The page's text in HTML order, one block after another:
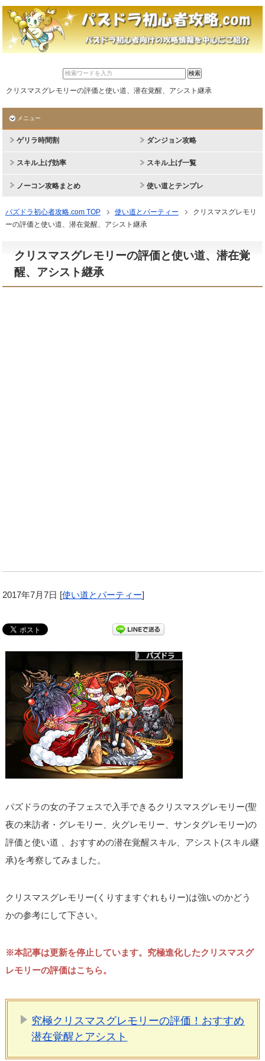
クリスマスグレモリーの評価と使い道、潜在覚醒、アシスト継承
メニュー
ゲリラ時間割 ダンジョン攻略
スキル上げ効率 スキル上げ一覧
ノーコン攻略まとめ 使い道とテンプレ
パズドラ初心者攻略.com TOP 使い道とパーティー
クリスマスグレモリ
ーの評価と使い道、潜在覚醒、アシスト継承
クリスマスグレモリーの評価と使い道、潜在覚
醒、アシスト継承
2017年7月7日 [使い道とパーティー]
パズドラの女の子フェスで入手できるクリスマスグレモリー(聖
夜の来訪者・グレモリー、火グレモリー、サンタグレモリー)の
評価と使い道 、おすすめの潜在覚醒スキル、アシスト(スキル継
承)を考察してみました。
クリスマスグレモリー(くりすますぐれもりー)は強いのかどう
かの参考にして下さい。
※本記事は更新を停止しています。究極進化したクリスマスグ
レモリーの評価はこちら。
究極クリスマスグレモリーの評価！おすすめ
潜在覚醒とアシスト